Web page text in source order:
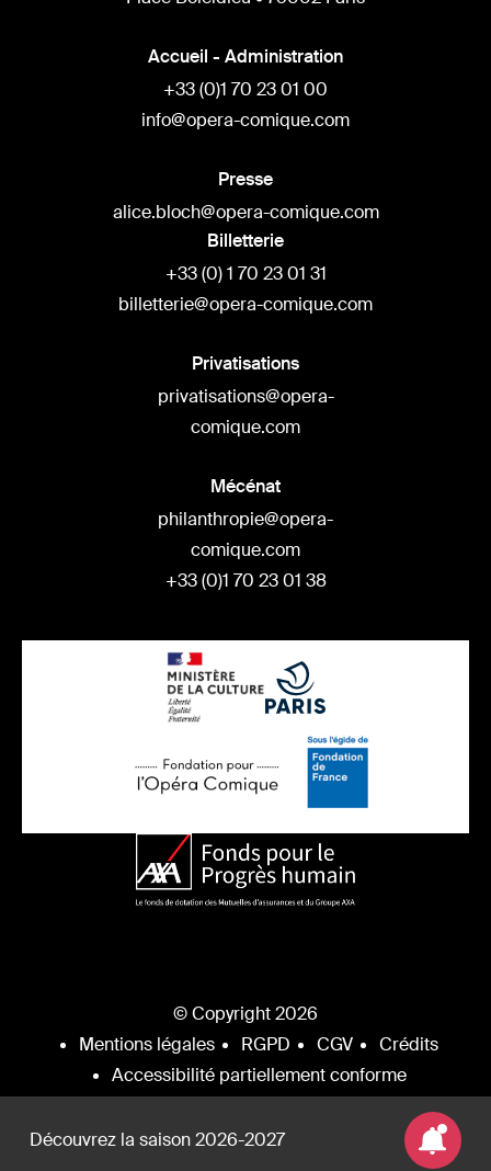
Découvrez la saison 2026-2027
Accueil - Administration
+33 (0)1 70 23 01 00
info@opera-comique.com
Presse
alice.bloch@opera-comique.com
Billetterie
+33 (0) 1 70 23 01 31
billetterie@opera-comique.com
Privatisations
privatisations@opera-
comique.com
Mécénat
philanthropie@opera-
comique.com
+33 (0)1 70 23 01 38
© Copyright 2026
Mentions légales
RGPD CGV
Crédits
Accessibilité partiellement conforme